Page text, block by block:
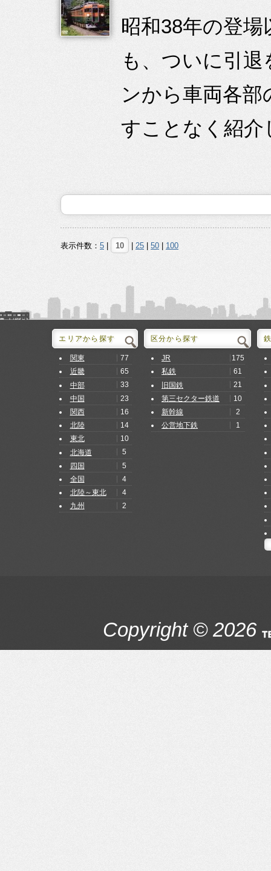
昭和38年の登
も、ついに引
ンから車両各
すことなく紹介
表示件数： 5 10 25 50 100
エリアから探す
関東
77
近畿
65
中部
33
中国
23
関西
16
北陸
14
東北
10
北海道
5
四国
5
全国
4
北陸～東北
4
九州
2
区分から探す
JR
175
私鉄
61
旧国鉄
21
第三セクター鉄道
10
新幹線
2
公営地下鉄
1
Copyright © 2026